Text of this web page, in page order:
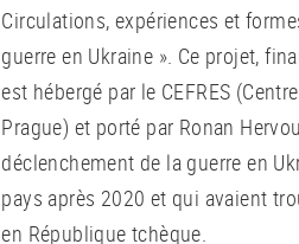
Circulations, expériences et
guerre en Ukraine ». Ce projet,
est hébergé par le CEFRES
Prague) et porté par Ronan
déclenchement de la guerre en
pays après 2020 et qui avaient
en République tchèque.